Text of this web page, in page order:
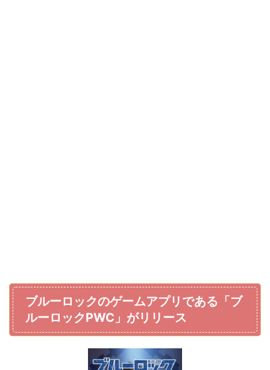
ブルーロックのゲームアプリである「ブ
ルーロックPWC」がリリース